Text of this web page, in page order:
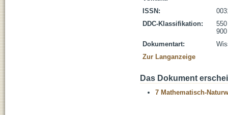
ISSN:
DDC-Klassifikation:
Dokumentart:
Zur Langanzeige
Das Dokument
7 Mathematisch-